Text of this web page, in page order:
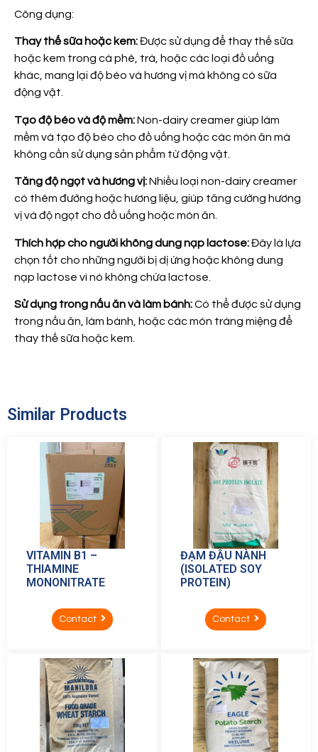
Công dụng:
Thay thế sữa hoặc kem:Được sử dụng để thay thế sữa
hoặc kem trong cà phê, trà, hoặc các loại đồ uống
khác, mang lại độ béo và hương vị mà không có sữa
động vật.
Tạo độ béo và độ mềm:Non-dairy creamer giúp làm
mềm và tạo độ béo cho đồ uống hoặc các món ăn mà
không cần sử dụng sản phẩm từ động vật.
Tăng độ ngọt và hương vị:Nhiều loại non-dairy creamer
có thêm đường hoặc hương liệu, giúp tăng cường hương
vị và độ ngọt cho đồ uống hoặc món ăn.
Thích hợp cho người không dung nạp lactose:Đây là lựa
chọn tốt cho những người bị dị ứng hoặc không dung
nạp lactose vì nó không chứa lactose.
Sử dụng trong nấu ăn và làm bánh:Có thể được sử dụng
trong nấu ăn, làm bánh, hoặc các món tráng miệng để
thay thế sữa hoặc kem.
Similar Products
VITAMIN B1 –
THIAMINE
MONONITRATE
Contact
ĐẠM ĐẬU NÀNH
(ISOLATED SOY
PROTEIN)
Contact